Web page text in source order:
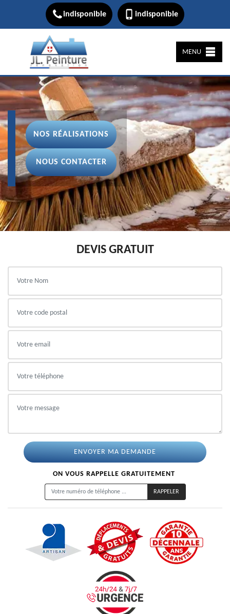
indisponible indisponible
MENU
NOS RÉALISATIONS
NOUS CONTACTER
DEVIS GRATUIT
ON VOUS RAPPELLE GRATUITEMENT